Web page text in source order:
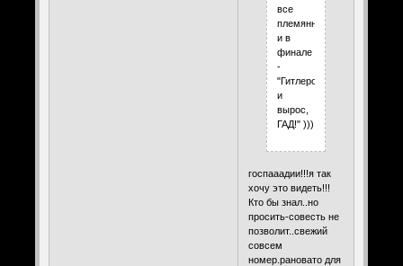
все
племяннику,
и в
финале
-
"Гитлером
и
вырос,
ГАД!" )))
госпааадии!!!я так
хочу это видеть!!!
Кто бы знал..но
просить-совесть не
позволит..свежий
совсем
номер.рановато для